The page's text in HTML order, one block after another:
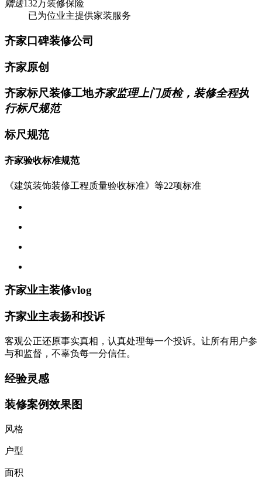
赠送132万装修保险
已为位业主提供家装服务
齐家口碑装修公司
齐家原创
齐家标尺装修工地齐家监理上门质检，装修全程执
行标尺规范
标尺规范
齐家验收标准规范
《建筑装饰装修工程质量验收标准》等22项标准
齐家业主装修vlog
齐家业主表扬和投诉
客观公正还原事实真相，认真处理每一个投诉。让所有用户参
与和监督，不辜负每一分信任。
经验灵感
装修案例效果图
风格
户型
面积